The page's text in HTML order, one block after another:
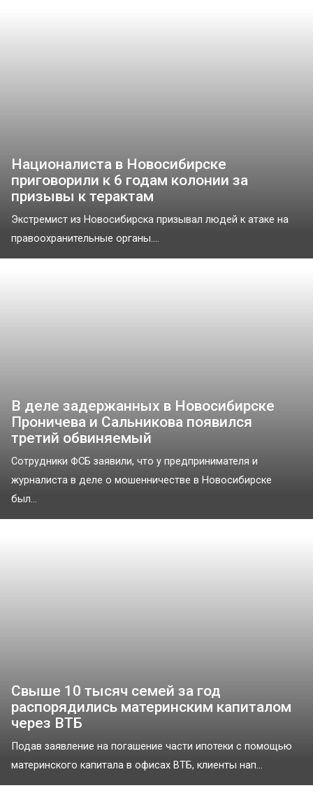
Националиста в Новосибирске
приговорили к 6 годам колонии за
призывы к терактам
Экстремист из Новосибирска призывал людей к атаке на
правоохранительные органы....
В деле задержанных в Новосибирске
Проничева и Сальникова появился
третий обвиняемый
Сотрудники ФСБ заявили, что у предпринимателя и
журналиста в деле о мошенничестве в Новосибирске
был...
Свыше 10 тысяч семей за год
распорядились материнским капиталом
через ВТБ
Подав заявление на погашение части ипотеки с помощью
материнского капитала в офисах ВТБ, клиенты нап...